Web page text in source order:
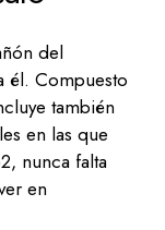
del
él. Compuesto
también
en las que
nunca falta
en